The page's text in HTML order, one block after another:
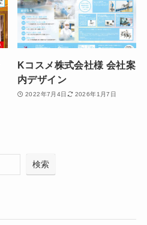
Kコスメ株式会社様 会社案
内デザイン
2022年7月4日 2026年1月7日
検索